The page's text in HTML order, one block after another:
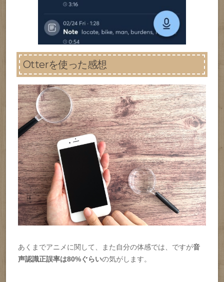
Otterを使った感想
あくまでアニメに関して、また自分の体感では、ですが音
声認識正誤率は80%ぐらいの気がします。